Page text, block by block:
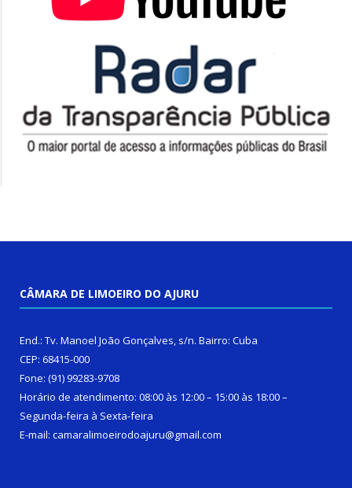
CÂMARA DE LIMOEIRO DO AJURU
End.: Tv. Manoel João Gonçalves, s/n. Bairro: Cuba
CEP: 68415-000
Fone: (91) 99283-9708
Horário de atendimento: 08:00 às 12:00 – 15:00 às 18:00 –
Segunda-feira à Sexta-feira
E-mail: camaralimoeirodoajuru@gmail.com